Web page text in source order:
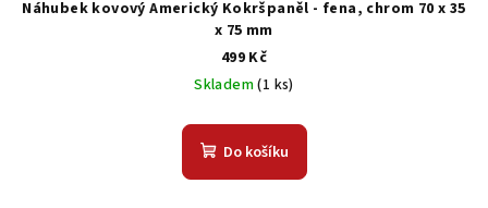
Náhubek kovový Americký Kokršpaněl - fena, chrom 70 x 35
x 75 mm
499 Kč
Skladem(1 ks)
Do košíku